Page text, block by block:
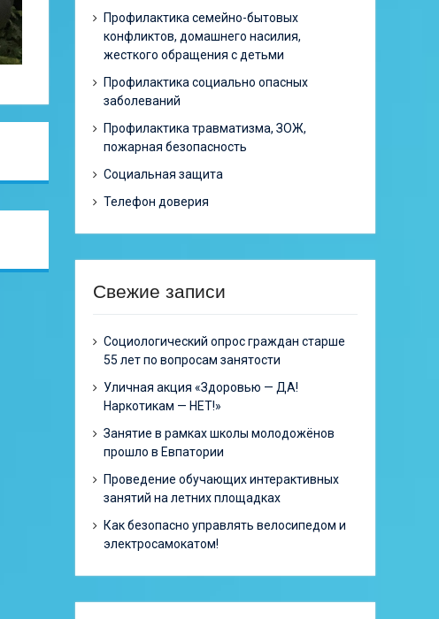
Профилактика семейно-бытовых
конфликтов, домашнего насилия,
жесткого обращения с детьми
Профилактика социально опасных
заболеваний
Профилактика травматизма, ЗОЖ,
пожарная безопасность
Социальная защита
Телефон доверия
Свежие записи
Cоциологический опрос граждан старше
55 лет по вопросам занятости
Уличная акция «Здоровью — ДА!
Наркотикам — НЕТ!»
Занятие в рамках школы молодожёнов
прошло в Евпатории
Проведение обучающих интерактивных
занятий на летних площадках
Как безопасно управлять велосипедом и
электросамокатом!